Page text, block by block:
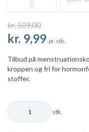
kr. 109,00
kr. 9,99 pr. stk.
Tilbud på
kroppen og fri for
stoffer.
stk.